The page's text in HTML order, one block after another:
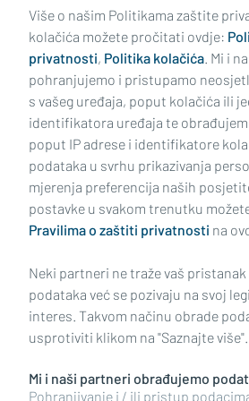
Impressum Uvjeti korištenja
Politika kolačića Kontakt Pritužbe
Oglašavanje
RUBRIKE
BRODSKO-POSAVSKA ŽUPANIJA
Više o našim Politikama zaštite
kolačića možete pročitati ovdje:
privatnosti, Politika kolačića. Mi i
pohranjujemo i pristupamo
s vašeg uređaja, poput kolačića ili
identifikatora uređaja te
poput IP adrese i identifikatore
podataka u svrhu prikazivanja
mjerenja preferencija naših
postavke u svakom trenutku
Pravilima o zaštiti privatnosti na
Neki partneri ne traže vaš pristanak
podataka već se pozivaju na svoj
interes. Takvom načinu obrade
usprotiviti klikom na "Saznajte više".
Mi i naši partneri obrađujemo
Pohranjivanje i / ili pristup